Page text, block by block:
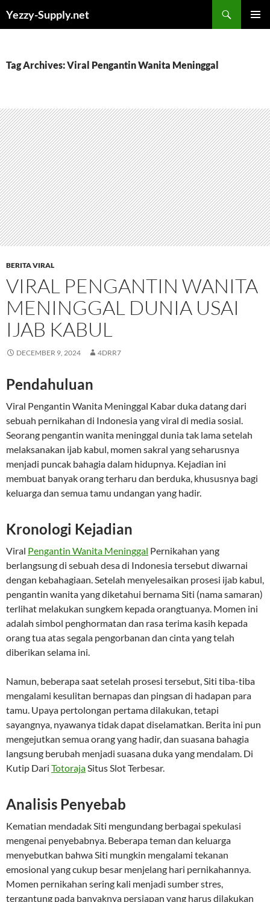
Yezzy-Supply.net
Tag Archives: Viral Pengantin Wanita Meninggal
BERITA VIRAL
VIRAL PENGANTIN WANITA
MENINGGAL DUNIA USAI
IJAB KABUL
DECEMBER 9, 2024 4DRR7
Pendahuluan
Viral Pengantin Wanita Meninggal Kabar duka datang dari
sebuah pernikahan di Indonesia yang viral di media sosial.
Seorang pengantin wanita meninggal dunia tak lama setelah
melaksanakan ijab kabul, momen sakral yang seharusnya
menjadi puncak bahagia dalam hidupnya. Kejadian ini
membuat banyak orang terharu dan berduka, khususnya bagi
keluarga dan semua tamu undangan yang hadir.
Kronologi Kejadian
Viral Pengantin Wanita Meninggal Pernikahan yang
berlangsung di sebuah desa di Indonesia tersebut diwarnai
dengan kebahagiaan. Setelah menyelesaikan prosesi ijab kabul,
pengantin wanita yang diketahui bernama Siti (nama samaran)
terlihat melakukan sungkem kepada orangtuanya. Momen ini
adalah simbol penghormatan dan rasa terima kasih kepada
orang tua atas segala pengorbanan dan cinta yang telah
diberikan selama ini.
Namun, beberapa saat setelah prosesi tersebut, Siti tiba-tiba
mengalami kesulitan bernapas dan pingsan di hadapan para
tamu. Upaya pertolongan pertama dilakukan, tetapi
sayangnya, nyawanya tidak dapat diselamatkan. Berita ini pun
mengejutkan semua orang yang hadir, dan suasana bahagia
langsung berubah menjadi suasana duka yang mendalam. Di
Kutip Dari TotorajaSitus Slot Terbesar.
Analisis Penyebab
Kematian mendadak Siti mengundang berbagai spekulasi
mengenai penyebabnya. Beberapa teman dan keluarga
menyebutkan bahwa Siti mungkin mengalami tekanan
emosional yang cukup besar menjelang hari pernikahannya.
Momen pernikahan sering kali menjadi sumber stres,
tergantung pada banyaknya persiapan yang harus dilakukan